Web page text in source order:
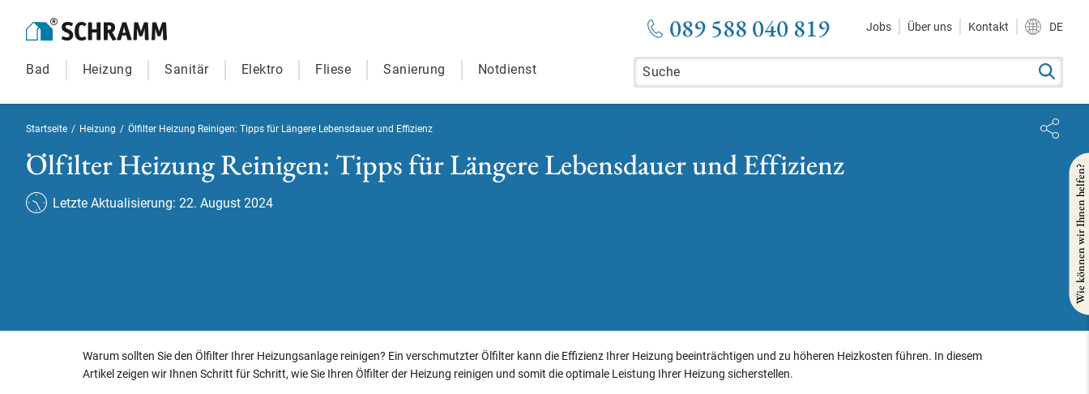
089 588 040 819 Jobs Über uns Kontakt DE
Bad Heizung Sanitär Elektro Fliese Sanierung Notdienst
Startseite / Heizung / Ölfilter Heizung Reinigen: Tipps für Längere Lebensdauer und Effizienz
Ölfilter Heizung Reinigen: Tipps für Längere Lebensdauer und Effizienz
Letzte Aktualisierung: 22. August 2024
Warum sollten Sie den Ölfilter Ihrer Heizungsanlage reinigen? Ein verschmutzter Ölfilter kann die Effizienz Ihrer Heizung beeinträchtigen und zu höheren Heizkosten führen. In diesem
Artikel zeigen wir Ihnen Schritt für Schritt, wie Sie Ihren Ölfilter der Heizung reinigen und somit die optimale Leistung Ihrer Heizung sicherstellen.
Wie können wir Ihnen helfen?